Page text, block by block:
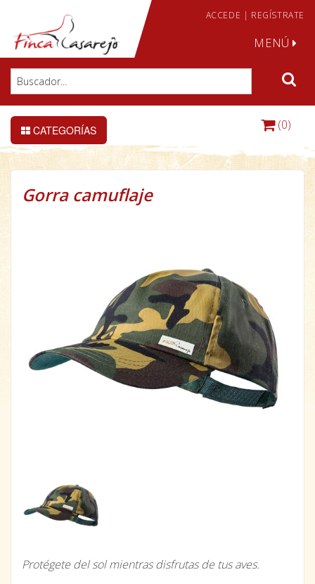
ACCEDE | REGÍSTRATE
MENÚ
CATEGORÍAS (0)
Gorra camuflaje
Protégete del sol mientras disfrutas de tus aves.